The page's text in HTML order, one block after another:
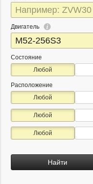
Двигатель
Состояние
Любой
Расположение
Любой
Любой
Любой
Найти